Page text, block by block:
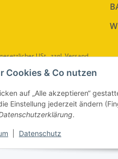
USt., zzgl.Versand
Cookies & Co nutzen
auf „Alle akzeptieren“
Einstellung jederzeit ändern
.
Datenschutz